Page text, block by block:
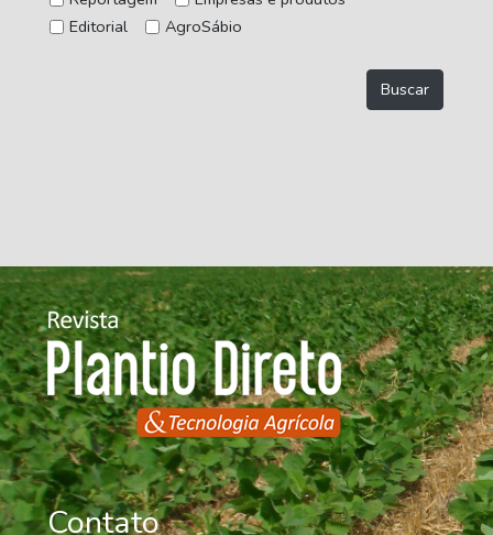
Editorial
AgroSábio
Contato